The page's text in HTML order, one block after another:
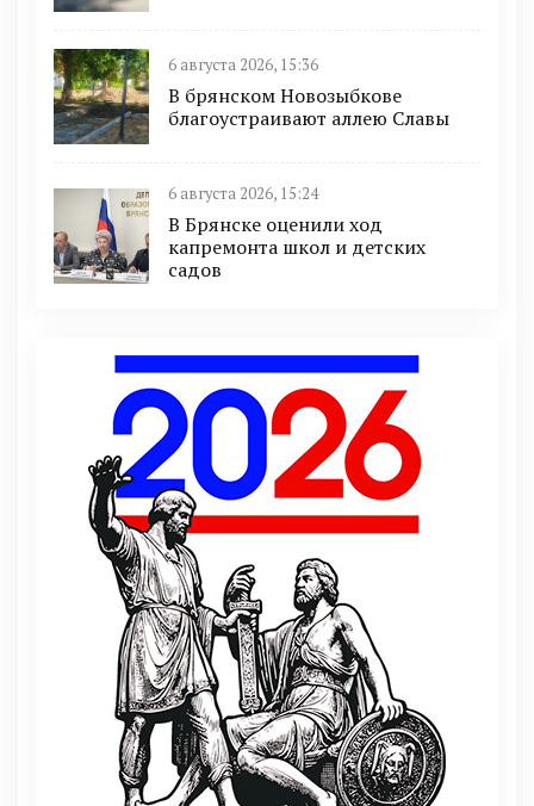
6 августа 2026, 15:36
В брянском Новозыбкове
благоустраивают аллею Славы
6 августа 2026, 15:24
В Брянске оценили ход
капремонта школ и детских
садов